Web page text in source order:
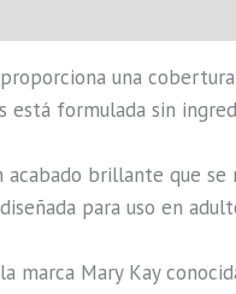
una
formulada sin
brillante que
para uso en
marca Mary Kay